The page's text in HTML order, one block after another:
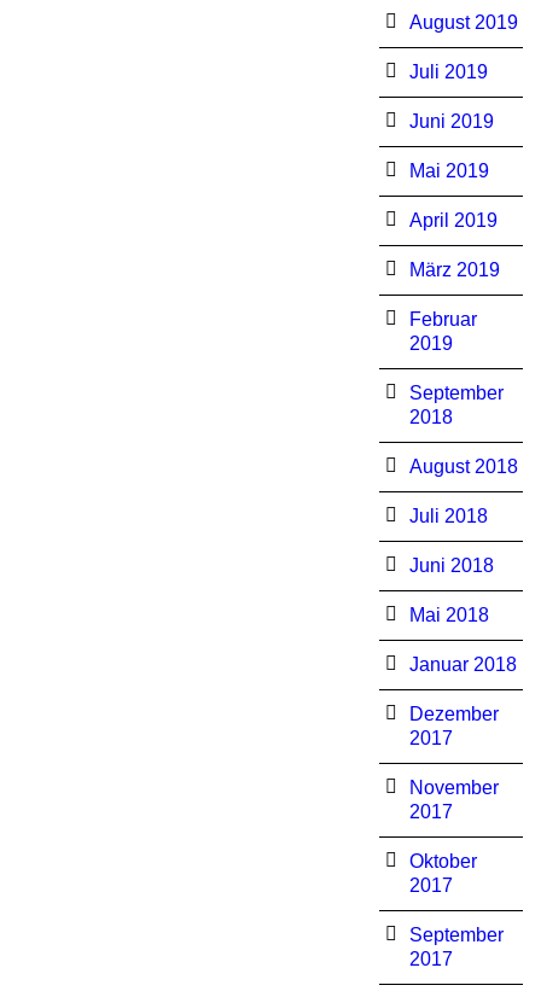
August 2019
Juli 2019
Juni 2019
Mai 2019
April 2019
März 2019
Februar
2019
September
2018
August 2018
Juli 2018
Juni 2018
Mai 2018
Januar 2018
Dezember
2017
November
2017
Oktober
2017
September
2017